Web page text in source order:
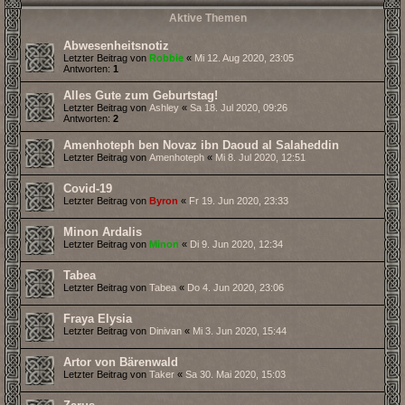
Aktive Themen
Abwesenheitsnotiz
Letzter Beitrag von Robbie « Mi 12. Aug 2020, 23:05
Antworten: 1
Alles Gute zum Geburtstag!
Letzter Beitrag von Ashley « Sa 18. Jul 2020, 09:26
Antworten: 2
Amenhoteph ben Novaz ibn Daoud al Salaheddin
Letzter Beitrag von Amenhoteph « Mi 8. Jul 2020, 12:51
Covid-19
Letzter Beitrag von Byron « Fr 19. Jun 2020, 23:33
Minon Ardalis
Letzter Beitrag von Minon « Di 9. Jun 2020, 12:34
Tabea
Letzter Beitrag von Tabea « Do 4. Jun 2020, 23:06
Fraya Elysia
Letzter Beitrag von Dinivan « Mi 3. Jun 2020, 15:44
Artor von Bärenwald
Letzter Beitrag von Taker « Sa 30. Mai 2020, 15:03